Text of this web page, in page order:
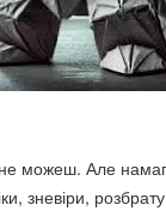
можеш. Але
зневіри,